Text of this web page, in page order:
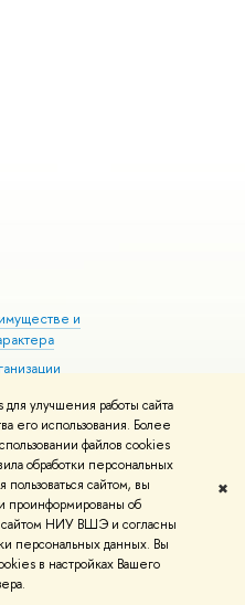
улучшения работы сайта
его использования. Более
файлов cookies
обработки персональных
пользоваться сайтом, вы
проинформированы об
сайтом НИУ ВШЭ и согласны
персональных данных. Вы
в настройках Вашего
✖
и
здоровья
Условия использования
Карта сайта
вШколе дизайна НИУ ВШЭ